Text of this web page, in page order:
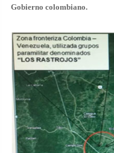
Gobierno colombiano.